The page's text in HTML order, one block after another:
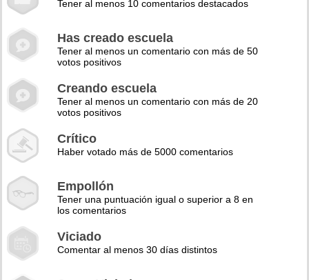
Tener al menos 10 comentarios destacados
Has creado escuela
Tener al menos un comentario con más de 50
votos positivos
Creando escuela
Tener al menos un comentario con más de 20
votos positivos
Crítico
Haber votado más de 5000 comentarios
Empollón
Tener una puntuación igual o superior a 8 en
los comentarios
Viciado
Comentar al menos 30 días distintos